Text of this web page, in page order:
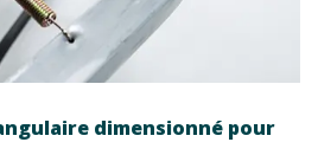
dimensionné pour